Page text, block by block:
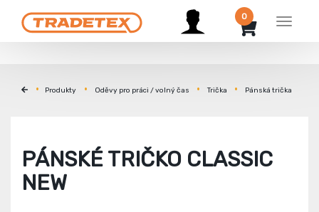
Menu
0
Produkty Oděvy pro práci / volný čas Trička Pánská trička
PÁNSKÉ TRIČKO CLASSIC
NEW